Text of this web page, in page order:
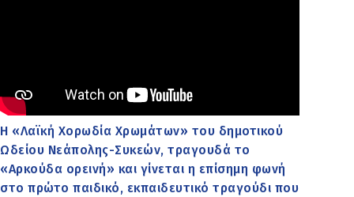
Η «Λαϊκή Χορωδία Χρωμάτων» του δημοτικού
Ωδείου Νεάπολης-Συκεών, τραγουδά το
«Αρκούδα ορεινή» και γίνεται η επίσημη φωνή
στο πρώτο παιδικό, εκπαιδευτικό τραγούδι που